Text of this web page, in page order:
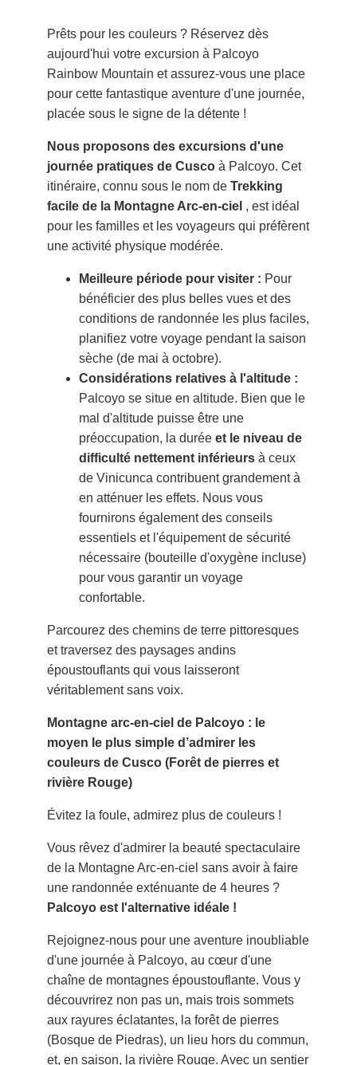
Prêts pour les couleurs ? Réservez dès
aujourd'hui votre excursion à Palcoyo
Rainbow Mountain et assurez-vous une place
pour cette fantastique aventure d'une journée,
placée sous le signe de la détente !
Nous proposons des excursions d'une
journée pratiques de Cusco à Palcoyo. Cet
itinéraire, connu sous le nom deTrekking
facile de la Montagne Arc-en-ciel , est idéal
pour les familles et les voyageurs qui préfèrent
une activité physique modérée.
Meilleure période pour visiter : Pour
bénéficier des plus belles vues et des
conditions de randonnée les plus faciles,
planifiez votre voyage pendant la saison
sèche (de mai à octobre).
Considérations relatives à l'altitude :
Palcoyo se situe en altitude. Bien que le
mal d'altitude puisse être une
préoccupation, la duréeet le niveau de
difficulté nettement inférieurs à ceux
de Vinicunca contribuent grandement à
en atténuer les effets. Nous vous
fournirons également des conseils
essentiels et l'équipement de sécurité
nécessaire (bouteille d'oxygène incluse)
pour vous garantir un voyage
confortable.
Parcourez des chemins de terre pittoresques
et traversez des paysages andins
époustouflants qui vous laisseront
véritablement sans voix.
Montagne arc-en-ciel de Palcoyo : le
moyen le plus simple d’admirer les
couleurs de Cusco (Forêt de pierres et
rivière Rouge)
Évitez la foule, admirez plus de couleurs !
Vous rêvez d'admirer la beauté spectaculaire
de la Montagne Arc-en-ciel sans avoir à faire
une randonnée exténuante de 4 heures ?
Palcoyo est l'alternative idéale !
Rejoignez-nous pour une aventure inoubliable
d'une journée à Palcoyo, au cœur d'une
chaîne de montagnes époustouflante. Vous y
découvrirez non pas un, mais trois sommets
aux rayures éclatantes, la forêt de pierres
(Bosque de Piedras), un lieu hors du commun,
et, en saison, la rivière Rouge. Avec un sentier